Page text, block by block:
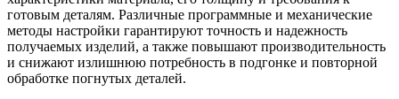
готовым деталям. Различные программные и механические
методы настройки гарантируют точность и надежность
получаемых изделий, а также повышают производительность
и снижают излишнюю потребность в подгонке и повторной
обработке погнутых деталей.